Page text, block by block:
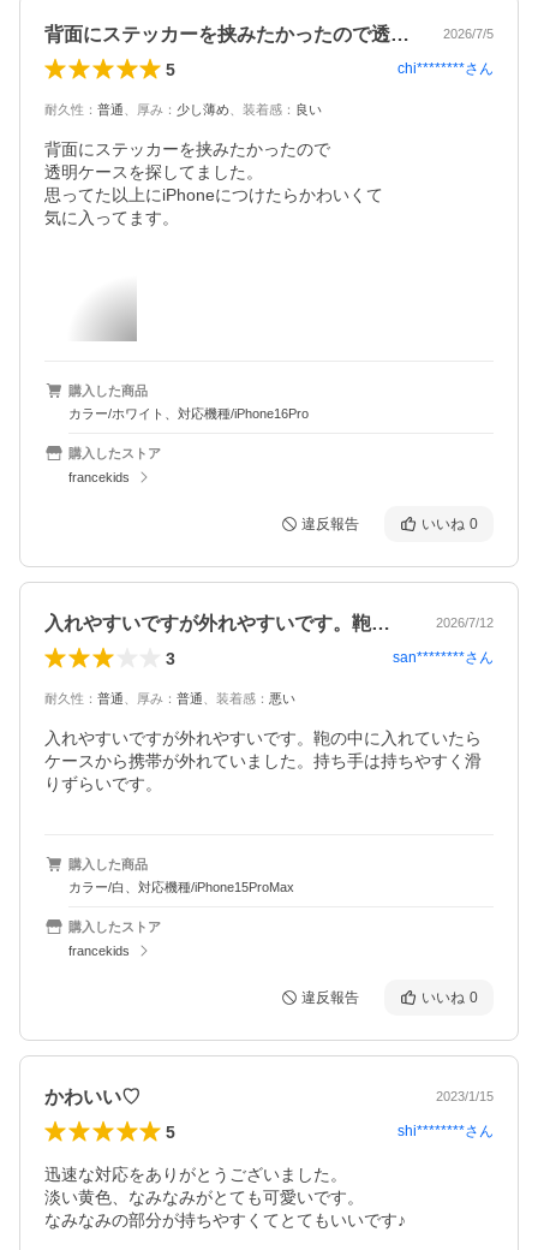
背面にステッカーを挟みたかったので透明… 2026/7/5
5 chi********さん
耐久性 ： 普通 厚み ： 少し薄め 装着感 ： 良い
背面にステッカーを挟みたかったので
透明ケースを探してました。
思ってた以上にiPhoneにつけたらかわいくて
気に入ってます。
購入した商品
カラー/ホワイト、対応機種/iPhone16Pro
購入したストア
francekids
違反報告 いいね 0
入れやすいですが外れやすいです。鞄の中… 2026/7/12
3 san********さん
耐久性 ： 普通 厚み ： 普通 装着感 ： 悪い
入れやすいですが外れやすいです。鞄の中に入れていたら
ケースから携帯が外れていました。持ち手は持ちやすく滑
りずらいです。
購入した商品
カラー/白、対応機種/iPhone15ProMax
購入したストア
francekids
違反報告 いいね 0
かわいい♡ 2023/1/15
5 shi********さん
迅速な対応をありがとうございました。
淡い黄色、なみなみがとても可愛いです。